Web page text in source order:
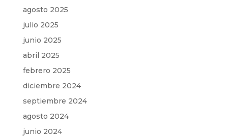
agosto 2025
julio 2025
junio 2025
abril 2025
febrero 2025
diciembre 2024
septiembre 2024
agosto 2024
junio 2024